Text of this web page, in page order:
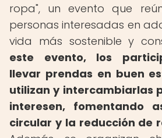
ropa", un evento que
personas interesadas en
vida más sostenible y
este evento, los
llevar prendas en buen
utilizan y intercambiarlas
interesen, fomentando
circular y la reducción de